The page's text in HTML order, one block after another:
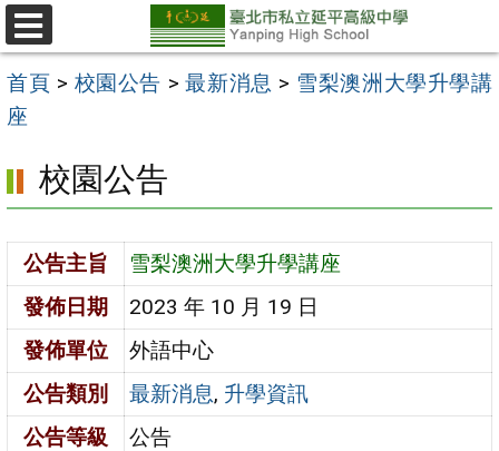
跳
至
主
要
區
選
單
首頁 > 校園公告 >最新消息 > 雪梨澳洲大學升學講
座
校園公告
公告主旨
雪梨澳洲大學升學講座
發佈日期
2023 年 10 月 19 日
發佈單位
外語中心
公告類別
最新消息, 升學資訊
公告等級
公告